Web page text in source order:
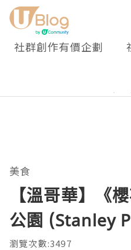
社群創作有價企劃
美食
【溫哥華】《
公園 (Stanley
瀏覽次數:3497